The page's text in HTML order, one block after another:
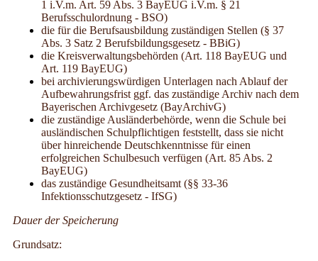
1 i.V.m. Art. 59 Abs. 3 BayEUG i.V.m. § 21
Berufsschulordnung - BSO)
die für die Berufsausbildung zuständigen Stellen (§ 37
Abs. 3 Satz 2 Berufsbildungsgesetz - BBiG)
die Kreisverwaltungsbehörden (Art. 118 BayEUG und
Art. 119 BayEUG)
bei archivierungswürdigen Unterlagen nach Ablauf der
Aufbewahrungsfrist ggf. das zuständige Archiv nach dem
Bayerischen Archivgesetz (BayArchivG)
die zuständige Ausländerbehörde, wenn die Schule bei
ausländischen Schulpflichtigen feststellt, dass sie nicht
über hinreichende Deutschkenntnisse für einen
erfolgreichen Schulbesuch verfügen (Art. 85 Abs. 2
BayEUG)
das zuständige Gesundheitsamt (§§ 33-36
Infektionsschutzgesetz - IfSG)
Dauer der Speicherung
Grundsatz: